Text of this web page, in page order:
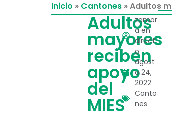
Inicio » Cantones »Adultos
Adultos
mayores
reciben
apoyo
del
MIES
zamor
a en
direct
o
agost
o 24,
2022
Canto
nes